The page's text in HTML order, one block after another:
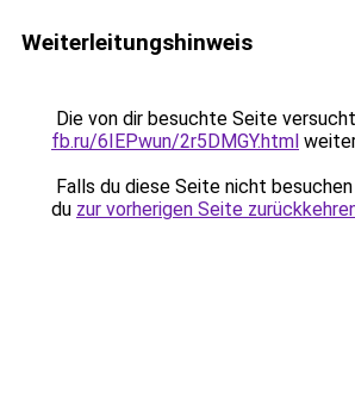
Weiterleitungshinweis
Die von dir besuchte Seite
fb.ru/6IEPwun/2r5DMGY.html
Falls du diese Seite nicht
du zur vorherigen Seite